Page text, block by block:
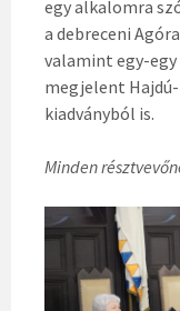
egy alkalomra
a debreceni
valamint egy-egy
megjelent Hajdú-
kiadványból is.
Minden